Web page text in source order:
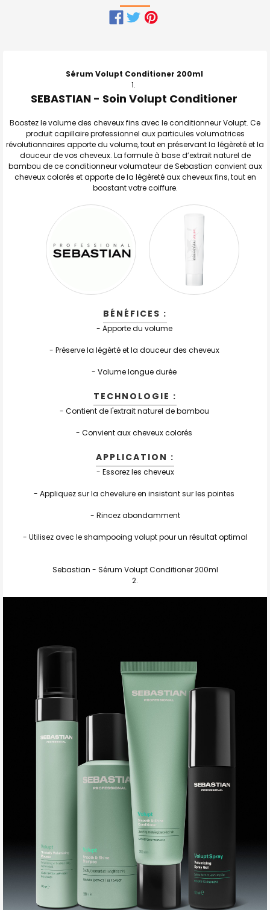
SELECTIONNER
J'AJOUTE
LA
SÉLECTION
AU PANIER
Sérum Volupt Conditioner 200ml
SEBASTIAN - Soin Volupt Conditioner
Boostez le volume des cheveux fins avec le conditionneur Volupt. Ce
produit capillaire professionnel aux particules volumatrices
révolutionnaires apporte du volume, tout en préservant la légèreté et la
douceur de vos cheveux. La formule à base d’extrait naturel de
bambou de ce conditionneur volumateur de Sebastian convient aux
cheveux colorés et apporte de la légèreté aux cheveux fins, tout en
boostant votre coiffure.
BÉNÉFICES :
- Apporte du volume
- Préserve la légèrté et la douceur des cheveux
- Volume longue durée
TECHNOLOGIE :
- Contient de l'extrait naturel de bambou
- Convient aux cheveux colorés
APPLICATION :
- Essorez les cheveux
- Appliquez sur la chevelure en insistant sur les pointes
- Rincez abondamment
- Utilisez avec le shampooing volupt pour un résultat optimal
Sebastian - Sérum Volupt Conditioner 200ml